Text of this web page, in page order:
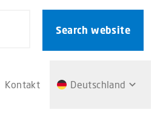
Search website
Kontakt Deutschland